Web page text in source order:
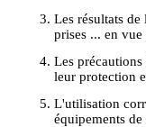
Les résultats de
prises ... en
Les
leur protection
L'utilisation
équipements